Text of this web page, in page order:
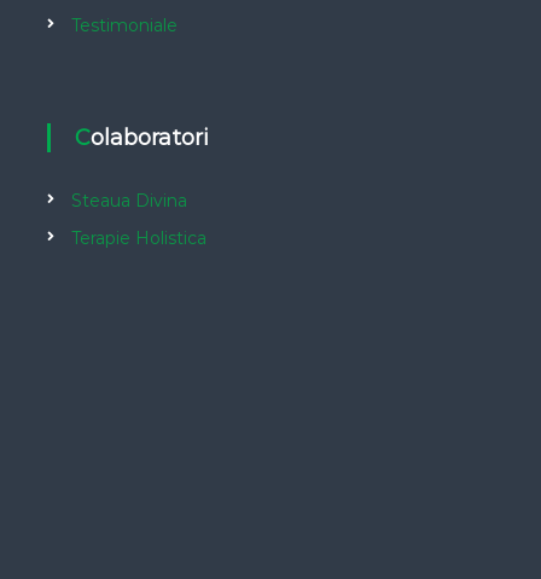
Testimoniale
Colaboratori
Steaua Divina
Terapie Holistica